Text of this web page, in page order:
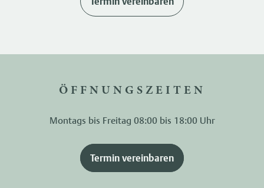
ÖFFNUNGSZEITEN
Montags bis Freitag 08:00 bis 18:00 Uhr
Termin vereinbaren